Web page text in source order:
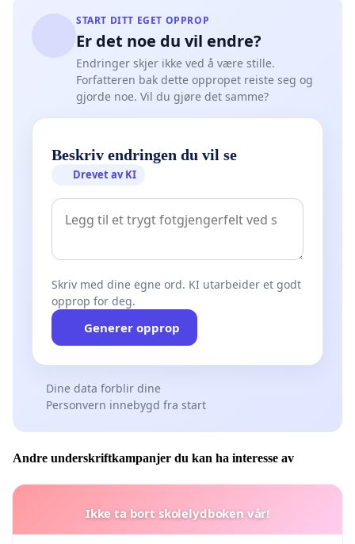
START DITT EGET OPPROP
Er det noe du vil endre?
Endringer skjer ikke ved å være stille.
Forfatteren bak dette oppropet reiste seg og
gjorde noe. Vil du gjøre det samme?
Beskriv endringen du vil se
Drevet av KI
Skriv med dine egne ord. KI utarbeider et godt
opprop for deg.
Generer opprop
Dine data forblir dine
Personvern innebygd fra start
Andre underskriftkampanjer du kan ha interesse av
Ikke ta bort skolelydboken vår!